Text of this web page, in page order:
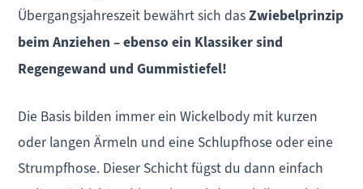
Übergangsjahreszeit bewährt sich dasZwiebelprinzip
beim Anziehen – ebenso ein Klassiker sind
Regengewand und Gummistiefel!
Die Basis bilden immer ein Wickelbody mit kurzen
oder langen Ärmeln und eine Schlupfhose oder eine
Strumpfhose. Dieser Schicht fügst du dann einfach